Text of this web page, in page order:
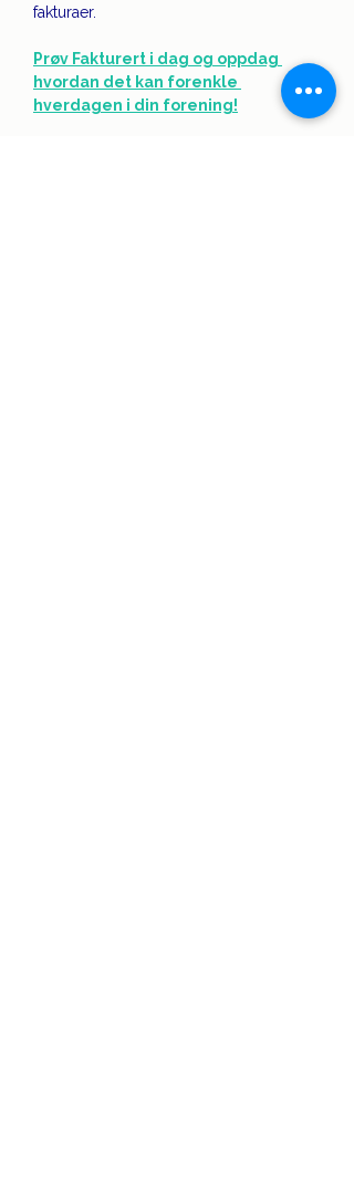
fakturaer.
Prøv Fakturert i dag og oppdag
hvordan det kan forenkle
hverdagen i din forening!